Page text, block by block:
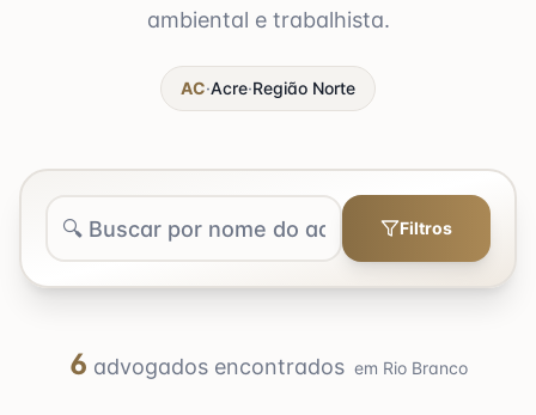
ambiental e trabalhista.
AC·Acre·Região Norte
Filtros
6 advogados encontrados em Rio Branco